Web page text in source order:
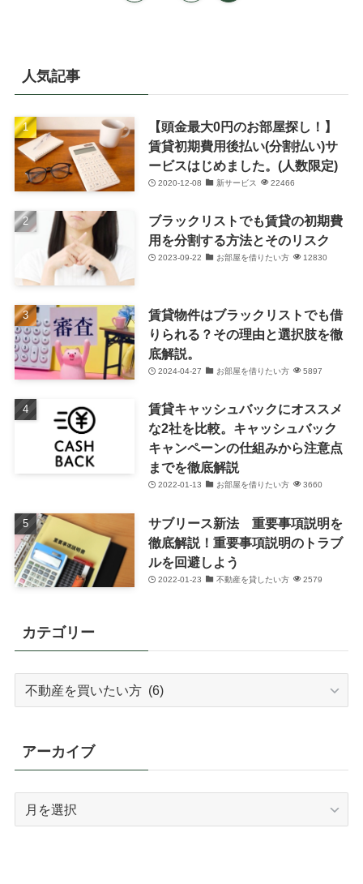
人気記事
【頭金最大0円のお部屋探し！】
賃貸初期費用後払い(分割払い)サ
ービスはじめました。(人数限定)
2020-12-08 新サービス 22466
ブラックリストでも賃貸の初期費
用を分割する方法とそのリスク
2023-09-22 お部屋を借りたい方 12830
賃貸物件はブラックリストでも借
りられる？その理由と選択肢を徹
底解説。
2024-04-27 お部屋を借りたい方 5897
賃貸キャッシュバックにオススメ
な2社を比較。キャッシュバック
キャンペーンの仕組みから注意点
までを徹底解説
2022-01-13 お部屋を借りたい方 3660
サブリース新法 重要事項説明を
徹底解説！重要事項説明のトラブ
ルを回避しよう
2022-01-23 不動産を貸したい方 2579
カテゴリー
カ
リ
ー
アーカイブ